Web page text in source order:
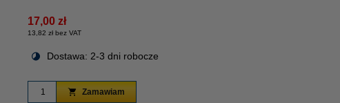
17,00 zł
13,82 zł bez VAT
Dostawa: 2-3 dni robocze
Zamawiam